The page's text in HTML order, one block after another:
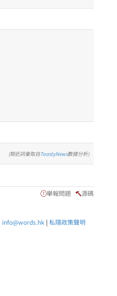
(類近詞彙取自ToastyNews數據分析)
舉報問題 源碼
info@words.hk | 私隱政策聲明